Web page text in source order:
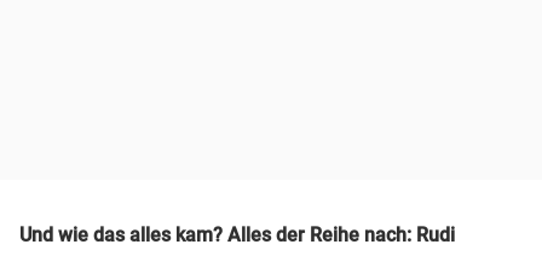
Und wie das alles kam? Alles der Reihe nach: Rudi